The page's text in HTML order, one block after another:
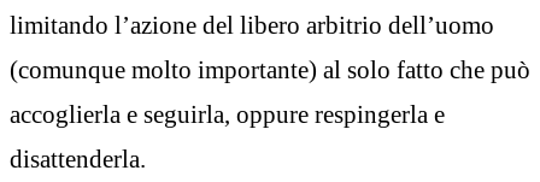
limitando l’azione del libero arbitrio dell’uomo
(comunque molto importante) al solo fatto che può
accoglierla e seguirla, oppure respingerla e
disattenderla.